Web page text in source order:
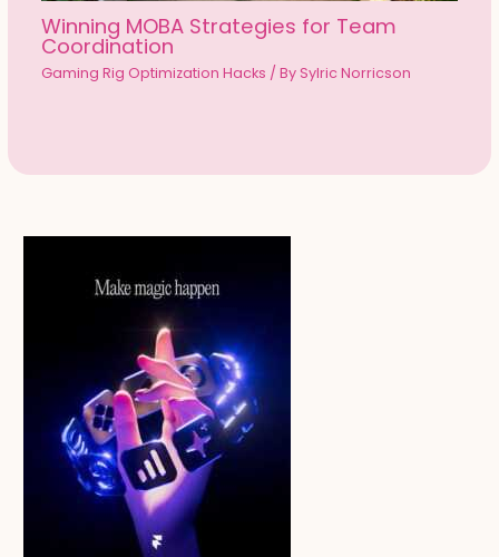
Winning MOBA Strategies for Team
Coordination
Gaming Rig Optimization Hacks / BySylric Norricson